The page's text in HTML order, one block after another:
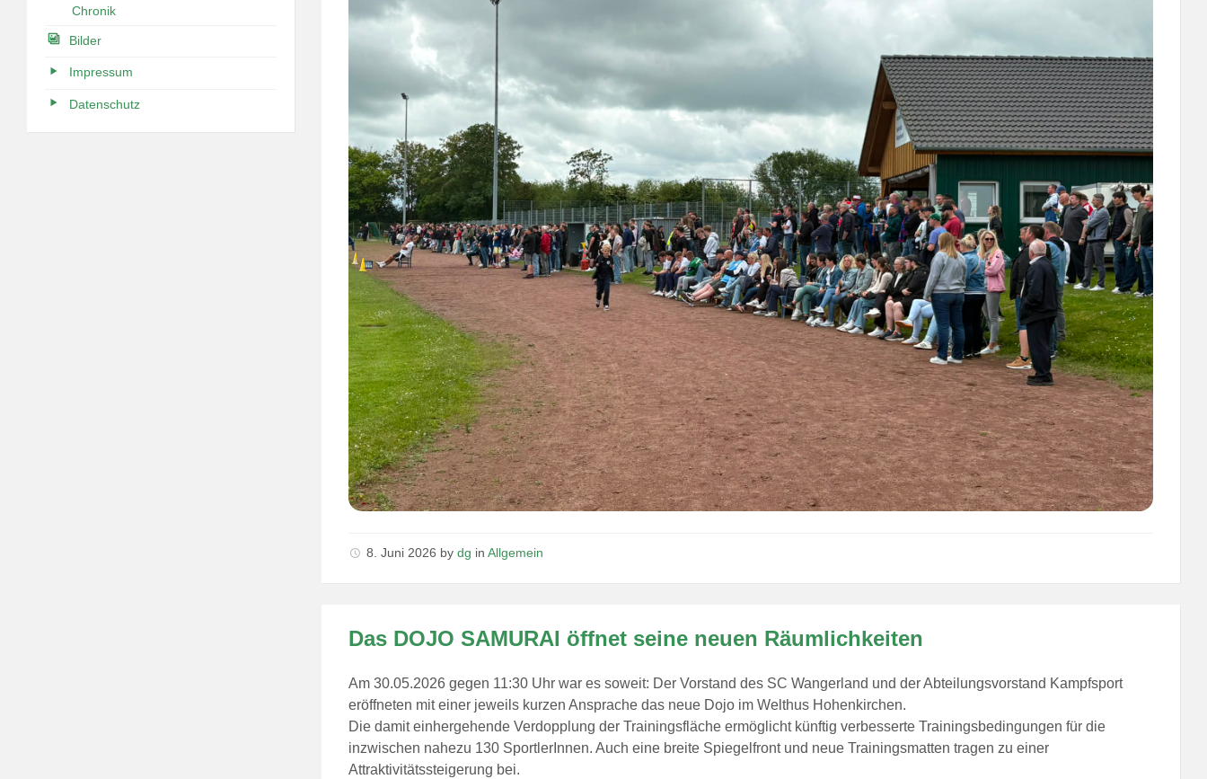
8. Juni 2026 bydg inAllgemein
Das DOJO SAMURAI öffnet seine neuen Räumlichkeiten
Am 30.05.2026 gegen 11:30 Uhr war es soweit: Der Vorstand des SC Wangerland und der Abteilungsvorstand Kampfsport
eröffneten mit einer jeweils kurzen Ansprache das neue Dojo im Welthus Hohenkirchen.
Die damit einhergehende Verdopplung der Trainingsfläche ermöglicht künftig verbesserte Trainingsbedingungen für die
inzwischen nahezu 130 SportlerInnen. Auch eine breite Spiegelfront und neue Trainingsmatten tragen zu einer
Attraktivitätssteigerung bei.
Chronik
Bilder
Impressum
Datenschutz